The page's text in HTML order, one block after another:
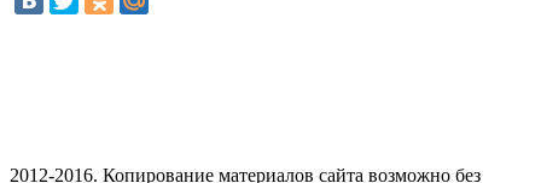
2012-2016. Копирование материалов сайта возможно без